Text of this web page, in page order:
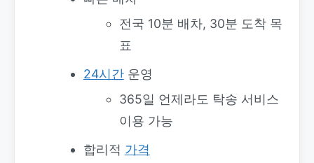
전국 10분 배차, 30분 도착 목
표
24시간운영
365일 언제라도 탁송 서비스
이용 가능
합리적 가격